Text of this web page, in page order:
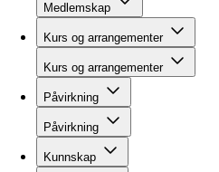
Medlemskap
Kurs og arrangementer
Kurs og arrangementer
Påvirkning
Påvirkning
Kunnskap